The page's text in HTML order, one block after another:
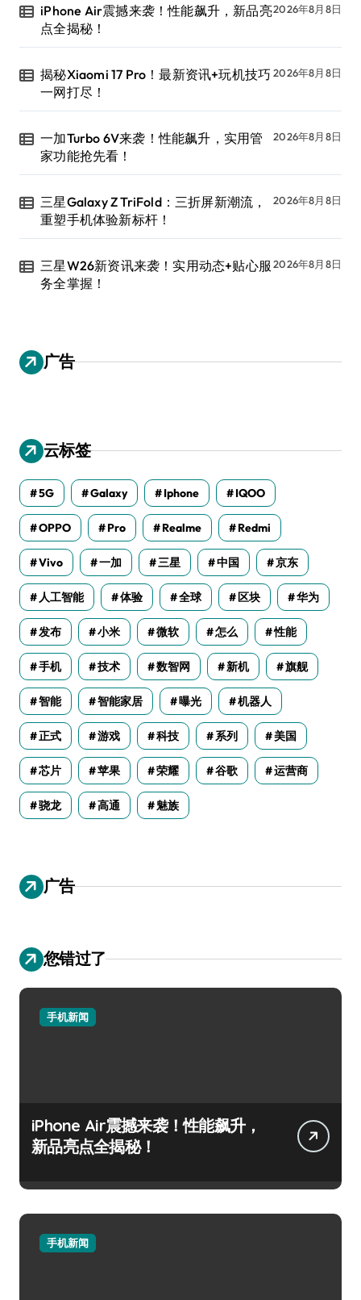
iPhone Air震撼来袭！性能飙升，新品亮
点全揭秘！
2026年8月8日
揭秘Xiaomi 17 Pro！最新资讯+玩机技巧
一网打尽！
2026年8月8日
一加Turbo 6V来袭！性能飙升，实用管
家功能抢先看！
2026年8月8日
三星Galaxy Z TriFold：三折屏新潮流，
重塑手机体验新标杆！
2026年8月8日
三星W26新资讯来袭！实用动态+贴心服
务全掌握！
2026年8月8日
广告
云标签
5G Galaxy Iphone IQOO
OPPO Pro Realme Redmi
Vivo 一加 三星 中国 京东
人工智能 体验 全球 区块 华为
发布 小米 微软 怎么 性能
手机 技术 数智网 新机 旗舰
智能 智能家居 曝光 机器人
正式 游戏 科技 系列 美国
芯片 苹果 荣耀 谷歌 运营商
骁龙 高通 魅族
广告
您错过了
手机新闻
iPhone Air震撼来袭！性能飙升，
新品亮点全揭秘！
手机新闻